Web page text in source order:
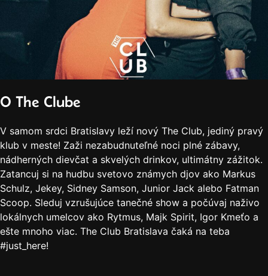
O The Clube
V samom srdci Bratislavy leží nový The Club, jediný pravý
klub v meste! Zaži nezabudnuteľné noci plné zábavy,
nádherných dievčat a skvelých drinkov, ultimátny zážitok.
Zatancuj si na hudbu svetovo známych djov ako Markus
Schulz, Jekey, Sidney Samson, Junior Jack alebo Fatman
Scoop. Sleduj vzrušujúce tanečné show a počúvaj naživo
lokálnych umelcov ako Rytmus, Majk Spirit, Igor Kmeťo a
ešte mnoho viac. The Club Bratislava čaká na teba
#just_here!